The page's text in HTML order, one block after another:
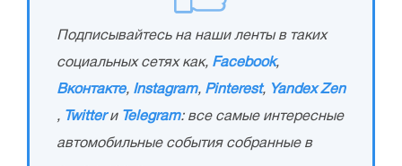
Подписывайтесь на наши ленты в таких
социальных сетях как, Facebook,
Вконтакте, Instagram, Pinterest, Yandex Zen
, Twitterи Telegram: все самые интересные
автомобильные события собранные в